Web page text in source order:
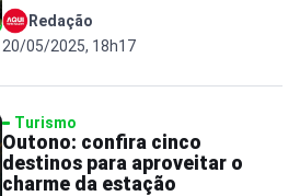
Redação
20/05/2025, 18h17
Turismo
Outono: confira cinco
destinos para aproveitar o
charme da estação